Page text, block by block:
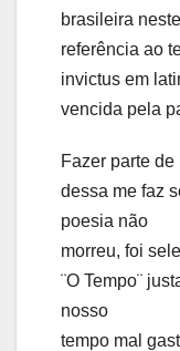
brasileira
referência ao
invictus em
vencida pela
Fazer parte
dessa me faz
poesia não
morreu, foi
¨O Tempo¨
nosso
tempo mal